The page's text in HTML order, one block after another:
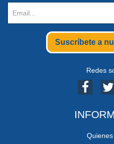
Suscríbete a
Redes